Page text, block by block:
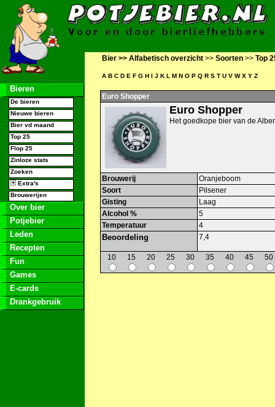
Bieren
De bieren
Nieuwe bieren
Bier vd maand
Top 25
Flop 25
Zinloze stats
Zoeken
Extra's
Brouwerijen
Over bier
Potjebier
Leden
Recepten
Fun
Games
E-cards
Drankgebruik
Bier >> Alfabetisch overzicht >> Soorten >> Top
A B C D E F G H I J K L M N O P Q R S T U V W X Y Z
Euro Shopper
Euro Shopper
Het goedkope bier van de
Brouwerij
Oranjeboom
Soort
Pilsener
Gisting
Laag
Alcohol %
5
Temperatuur
4
Beoordeling 7,4
10 15 20 25 30 35 40 45 50